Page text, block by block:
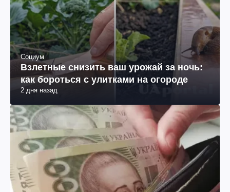
Социум
Взлетные снизить ваш урожай за ночь:
как бороться с улитками на огороде
2 дня назад